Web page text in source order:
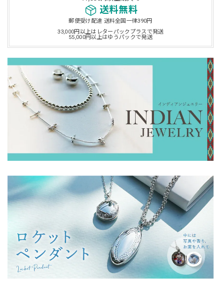
送料無料
郵便受け配達 送料全国一律390円
33,000円以上はレターパックプラスで発送
55,000円以上はゆうパックで発送